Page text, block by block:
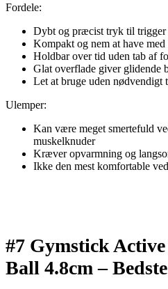
Fordele:
Dybt og præcist tryk til trigger
Kompakt og nem at have
Holdbar over tid uden tab af
Glat overflade giver glidende
Let at bruge uden nødvendigt
Ulemper:
Kan være meget smertefuld
muskelknuder
Kræver opvarmning og
Ikke den mest komfortable
#7 Gymstick
Ball 4.8cm –